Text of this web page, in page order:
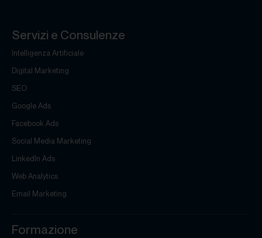
Servizi e Consulenze
Intelligenza Artificiale
Digital Marketing
SEO
Google Ads
Facebook Ads
Social Media Marketing
LinkedIn Ads
Web Analytics
Email Marketing
Formazione